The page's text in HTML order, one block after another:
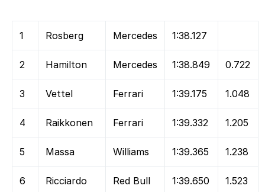
1 Rosberg Mercedes 1:38.127
2 Hamilton Mercedes 1:38.849 0.722
3 Vettel Ferrari 1:39.175 1.048
4 Raikkonen Ferrari 1:39.332 1.205
5 Massa Williams 1:39.365 1.238
6 Ricciardo Red Bull 1:39.650 1.523